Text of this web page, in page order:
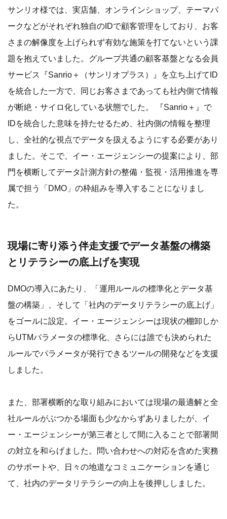
サンリオ様では、実店舗、オンラインショップ、テーマパ
ークなどがそれぞれ独自のIDで顧客管理をしており、お客
さまの解像度を上げられず有効な施策を打てないという課
題を抱えていました。グループ共通の顧客基盤となる会員
サービス『Sanrio＋（サンリオプラス）』を立ち上げてID
を統合した一方で、同じお客さまであっても社内側で情報
が断絶・サイロ化している状態でした。 『Sanrio＋』で
IDを統合した意味を持たせるため、社内側の情報を整理
し、全社的な視点でデータを扱えるようにする必要があり
ました。そこで、イー・エージェンシーの提案により、部
門を横断してデータ計測方針の整備・監視・活用推進を専
属で担う「DMO」の枠組みを導入することになりまし
た。
現場に寄り添う伴走支援でデータ基盤の構築
とリテラシーの底上げを実現
DMOの導入にあたり、「運用ルールの標準化とデータ基
盤の構築」、そして「社内のデータリテラシーの底上げ」
をゴールに設定。イー・エージェンシーは現状の棚卸しか
らUTMパラメータの標準化、さらには誰でも決められた
ルールでパラメータが発行できるツールの開発などを支援
しました。
また、部署横断的な取り組みにおいては現場の最適解と全
社ルールがぶつかる場面も少なからずありましたが、イ
ー・エージェンシーが第三者として間に入ることで部署間
の対立を和らげました。問い合わせへの対応を含めた実務
のサポートや、日々の地道なコミュニケーションを通じ
て、社内のデータリテラシーの向上を後押ししました。